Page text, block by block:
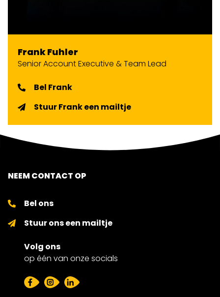
Frank Fuhler
Senior Account Executive & Team Lead
Bel Frank
Stuur Frank een mailtje
NEEM CONTACT OP
Bel ons
Stuur ons een mailtje
Volg ons
op één van onze socials